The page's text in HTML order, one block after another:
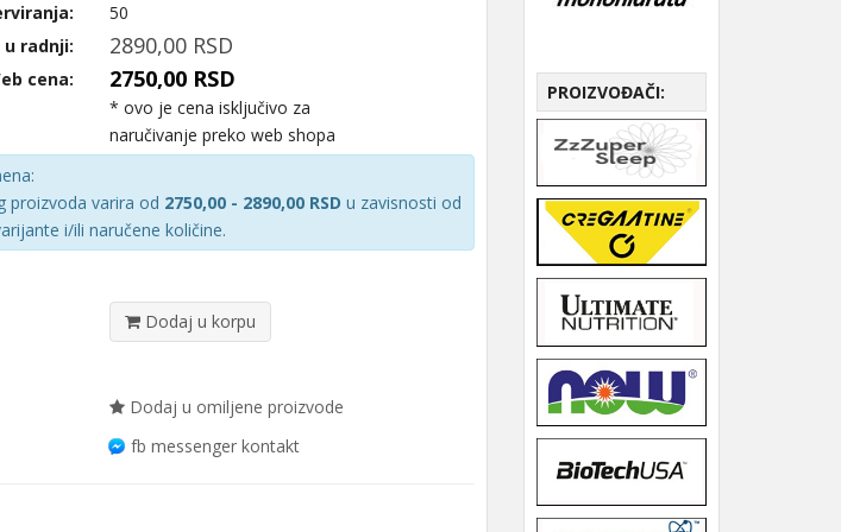
50
u radnji:
2890,00 RSD
cena: 2750,00 RSD
* ovo je cena isključivo za
naručivanje preko web shopa
proizvoda varira od 2750,00 - 2890,00 RSD u zavisnosti od
i/ili naručene količine.
Dodaj u korpu
Dodaj u omiljene proizvode
fb messenger kontakt
PROIZVOĐAČI: